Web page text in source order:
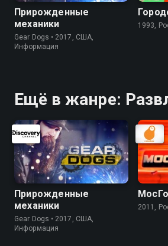
Прирожденные
механики
Gear Dogs • 2017, США,
Информация
1993,
Ещё в жанре:
Прирожденные
механики
Gear Dogs • 2017, США,
Информация
2011,